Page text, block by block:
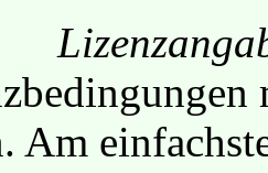
Am